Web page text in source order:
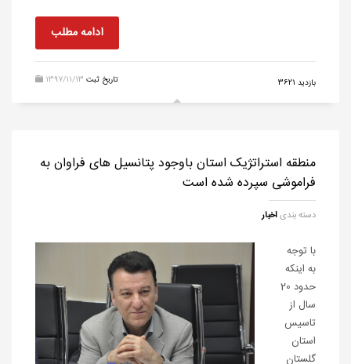
ادامه مطلب
1397/11/13 تاریخ ثبت بازدید 3621
منطقه استراتژیک استان باوجود پتانسیل های فراوان به
فراموشی سپرده شده است
دسته بندیاخبار
با توجه
به اینکه
حدود 20
سال از
تاسیس
استان
گلستان